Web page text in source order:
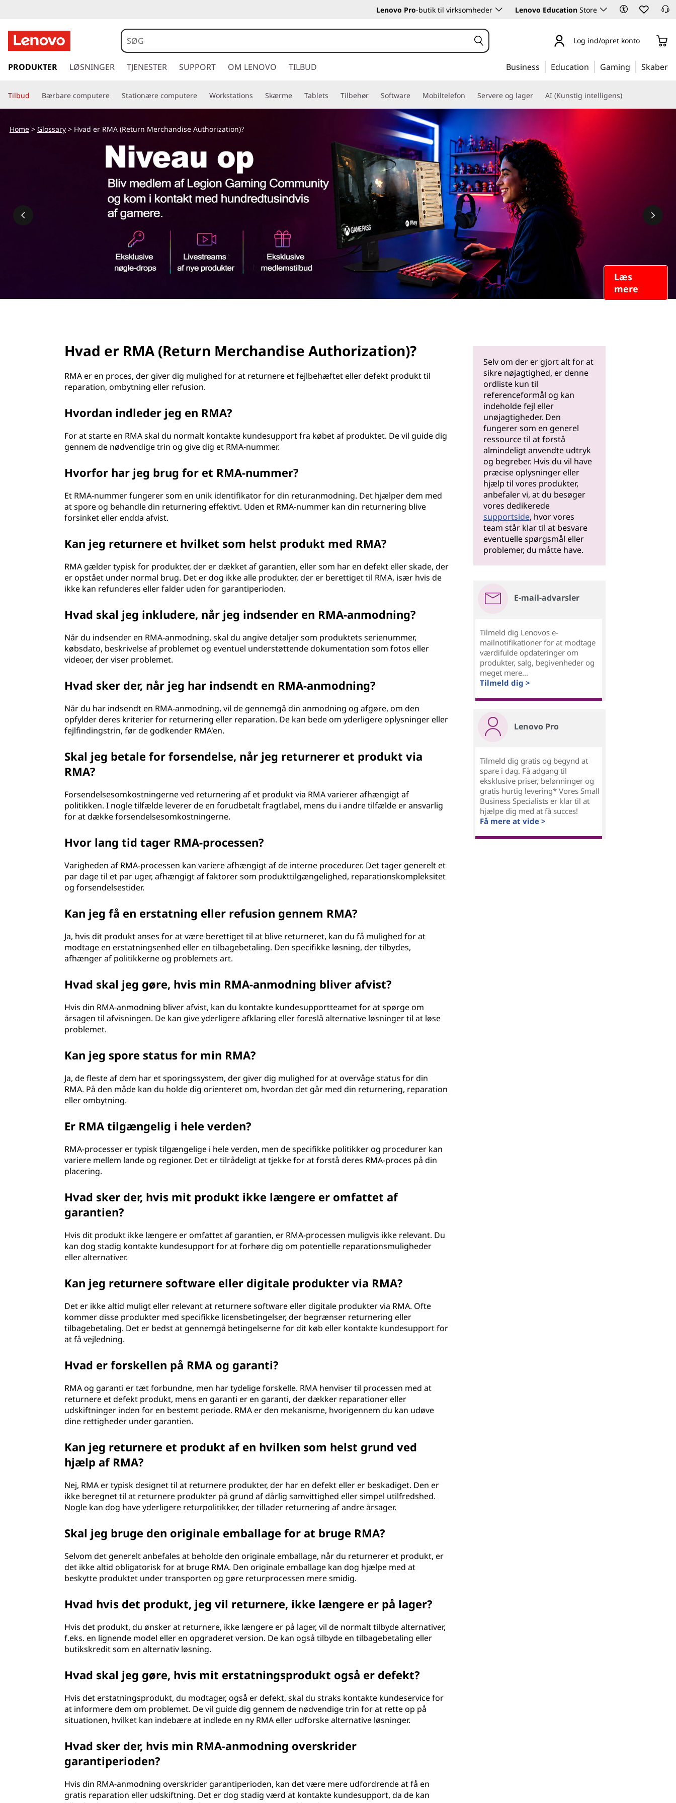
v
a
d
e
Lenovo Pro-butik til virksomheder Lenovo Education Store
p
n
g
i
Log ind/opret konto
PRODUKTER LØSNINGER TJENESTER SUPPORT OM LENOVO TILBUD Business Education Gaming Skaber
Tilbud Bærbare computere Stationære computere Workstations Skærme Tablets Tilbehør Software Mobiltelefon Servere og lager AI (Kunstig intelligens)
Læs
mere
Home> Glossary> Hvad er RMA (Return Merchandise Authorization)?
Hvad er RMA (Return Merchandise Authorization)?
RMA er en proces, der giver dig mulighed for at returnere et fejlbehæftet eller defekt produkt til
reparation, ombytning eller refusion.
Hvordan indleder jeg en RMA?
For at starte en RMA skal du normalt kontakte kundesupport fra købet af produktet. De vil guide dig
gennem de nødvendige trin og give dig et RMA-nummer.
Hvorfor har jeg brug for et RMA-nummer?
Et RMA-nummer fungerer som en unik identifikator for din returanmodning. Det hjælper dem med
at spore og behandle din returnering effektivt. Uden et RMA-nummer kan din returnering blive
forsinket eller endda afvist.
Kan jeg returnere et hvilket som helst produkt med RMA?
RMA gælder typisk for produkter, der er dækket af garantien, eller som har en defekt eller skade, der
er opstået under normal brug. Det er dog ikke alle produkter, der er berettiget til RMA, især hvis de
ikke kan refunderes eller falder uden for garantiperioden.
Hvad skal jeg inkludere, når jeg indsender en RMA-anmodning?
Når du indsender en RMA-anmodning, skal du angive detaljer som produktets serienummer,
købsdato, beskrivelse af problemet og eventuel understøttende dokumentation som fotos eller
videoer, der viser problemet.
Hvad sker der, når jeg har indsendt en RMA-anmodning?
Når du har indsendt en RMA-anmodning, vil de gennemgå din anmodning og afgøre, om den
opfylder deres kriterier for returnering eller reparation. De kan bede om yderligere oplysninger eller
fejlfindingstrin, før de godkender RMA'en.
Skal jeg betale for forsendelse, når jeg returnerer et produkt via
RMA?
Forsendelsesomkostningerne ved returnering af et produkt via RMA varierer afhængigt af
politikken. I nogle tilfælde leverer de en forudbetalt fragtlabel, mens du i andre tilfælde er ansvarlig
for at dække forsendelsesomkostningerne.
Hvor lang tid tager RMA-processen?
Varigheden af RMA-processen kan variere afhængigt af de interne procedurer. Det tager generelt et
par dage til et par uger, afhængigt af faktorer som produkttilgængelighed, reparationskompleksitet
og forsendelsestider.
Kan jeg få en erstatning eller refusion gennem RMA?
Ja, hvis dit produkt anses for at være berettiget til at blive returneret, kan du få mulighed for at
modtage en erstatningsenhed eller en tilbagebetaling. Den specifikke løsning, der tilbydes,
afhænger af politikkerne og problemets art.
Hvad skal jeg gøre, hvis min RMA-anmodning bliver afvist?
Hvis din RMA-anmodning bliver afvist, kan du kontakte kundesupportteamet for at spørge om
årsagen til afvisningen. De kan give yderligere afklaring eller foreslå alternative løsninger til at løse
problemet.
Kan jeg spore status for min RMA?
Ja, de fleste af dem har et sporingssystem, der giver dig mulighed for at overvåge status for din
RMA. På den måde kan du holde dig orienteret om, hvordan det går med din returnering, reparation
eller ombytning.
Er RMA tilgængelig i hele verden?
RMA-processer er typisk tilgængelige i hele verden, men de specifikke politikker og procedurer kan
variere mellem lande og regioner. Det er tilrådeligt at tjekke for at forstå deres RMA-proces på din
placering.
Hvad sker der, hvis mit produkt ikke længere er omfattet af
garantien?
Hvis dit produkt ikke længere er omfattet af garantien, er RMA-processen muligvis ikke relevant. Du
kan dog stadig kontakte kundesupport for at forhøre dig om potentielle reparationsmuligheder
eller alternativer.
Kan jeg returnere software eller digitale produkter via RMA?
Det er ikke altid muligt eller relevant at returnere software eller digitale produkter via RMA. Ofte
kommer disse produkter med specifikke licensbetingelser, der begrænser returnering eller
tilbagebetaling. Det er bedst at gennemgå betingelserne for dit køb eller kontakte kundesupport for
at få vejledning.
Hvad er forskellen på RMA og garanti?
RMA og garanti er tæt forbundne, men har tydelige forskelle. RMA henviser til processen med at
returnere et defekt produkt, mens en garanti er en garanti, der dækker reparationer eller
udskiftninger inden for en bestemt periode. RMA er den mekanisme, hvorigennem du kan udøve
dine rettigheder under garantien.
Kan jeg returnere et produkt af en hvilken som helst grund ved
hjælp af RMA?
Nej, RMA er typisk designet til at returnere produkter, der har en defekt eller er beskadiget. Den er
ikke beregnet til at returnere produkter på grund af dårlig samvittighed eller simpel utilfredshed.
Nogle kan dog have yderligere returpolitikker, der tillader returnering af andre årsager.
Skal jeg bruge den originale emballage for at bruge RMA?
Selvom det generelt anbefales at beholde den originale emballage, når du returnerer et produkt, er
det ikke altid obligatorisk for at bruge RMA. Den originale emballage kan dog hjælpe med at
beskytte produktet under transporten og gøre returprocessen mere smidig.
Hvad hvis det produkt, jeg vil returnere, ikke længere er på lager?
Hvis det produkt, du ønsker at returnere, ikke længere er på lager, vil de normalt tilbyde alternativer,
f.eks. en lignende model eller en opgraderet version. De kan også tilbyde en tilbagebetaling eller
butikskredit som en alternativ løsning.
Hvad skal jeg gøre, hvis mit erstatningsprodukt også er defekt?
Hvis det erstatningsprodukt, du modtager, også er defekt, skal du straks kontakte kundeservice for
at informere dem om problemet. De vil guide dig gennem de nødvendige trin for at rette op på
situationen, hvilket kan indebære at indlede en ny RMA eller udforske alternative løsninger.
Hvad sker der, hvis min RMA-anmodning overskrider
garantiperioden?
Hvis din RMA-anmodning overskrider garantiperioden, kan det være mere udfordrende at få en
gratis reparation eller udskiftning. Det er dog stadig værd at kontakte kundesupport, da de kan
Selv om der er gjort alt for at
sikre nøjagtighed, er denne
ordliste kun til
referenceformål og kan
indeholde fejl eller
unøjagtigheder. Den
fungerer som en generel
ressource til at forstå
almindeligt anvendte udtryk
og begreber. Hvis du vil have
præcise oplysninger eller
hjælp til vores produkter,
anbefaler vi, at du besøger
vores dedikerede
supportside, hvor vores
team står klar til at besvare
eventuelle spørgsmål eller
problemer, du måtte have.
E-mail-advarsler
Tilmeld dig Lenovos e-
mailnotifikationer for at modtage
værdifulde opdateringer om
produkter, salg, begivenheder og
meget mere...
Tilmeld dig >
Lenovo Pro
Tilmeld dig gratis og begynd at
spare i dag. Få adgang til
eksklusive priser, belønninger og
gratis hurtig levering* Vores Small
Business Specialists er klar til at
hjælpe dig med at få succes!
Få mere at vide >